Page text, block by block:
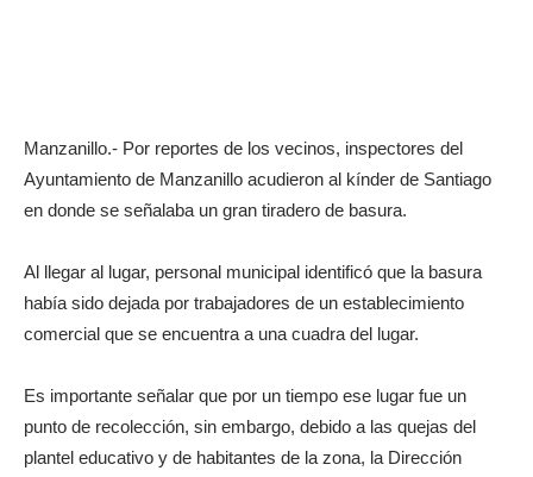
Manzanillo.- Por reportes de los vecinos, inspectores del
Ayuntamiento de Manzanillo acudieron al kínder de Santiago
en donde se señalaba un gran tiradero de basura.
Al llegar al lugar, personal municipal identificó que la basura
había sido dejada por trabajadores de un establecimiento
comercial que se encuentra a una cuadra del lugar.
Es importante señalar que por un tiempo ese lugar fue un
punto de recolección, sin embargo, debido a las quejas del
plantel educativo y de habitantes de la zona, la Dirección